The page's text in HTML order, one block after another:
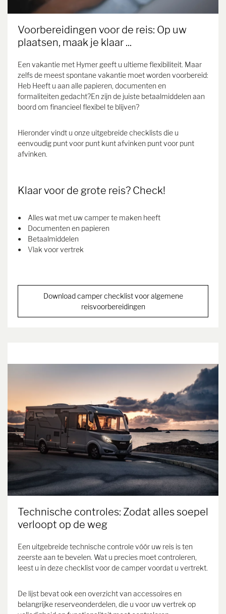
Voorbereidingen voor de reis: Op uw
plaatsen, maak je klaar ...
Een vakantie met Hymer geeft u ultieme flexibiliteit. Maar
zelfs de meest spontane vakantie moet worden voorbereid:
Heb Heeft u aan alle papieren, documenten en
formaliteiten gedacht?En zijn de juiste betaalmiddelen aan
boord om financieel flexibel te blijven?
Hieronder vindt u onze uitgebreide checklists die u
eenvoudig punt voor punt kunt afvinken punt voor punt
afvinken.
Klaar voor de grote reis? Check!
Alles wat met uw camper te maken heeft
Documenten en papieren
Betaalmiddelen
Vlak voor vertrek
Download camper checklist voor algemene
reisvoorbereidingen
Technische controles: Zodat alles soepel
verloopt op de weg
Een uitgebreide technische controle vóór uw reis is ten
zeerste aan te bevelen. Wat u precies moet controleren,
leest u in deze checklist voor de camper voordat u vertrekt.
De lijst bevat ook een overzicht van accessoires en
belangrijke reserveonderdelen, die u voor uw vertrek op